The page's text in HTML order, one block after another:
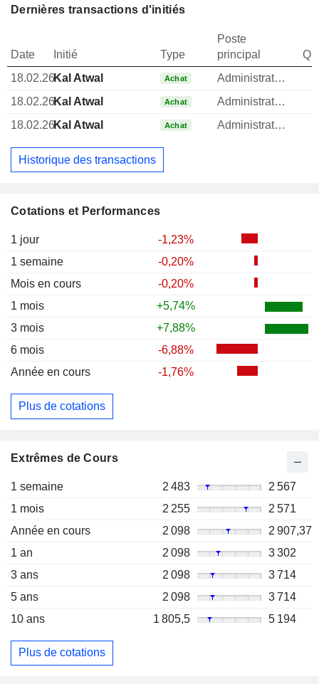
Cotations et Performances
1 jour
-1,23%
1 semaine
-0,20%
Mois en cours
-0,20%
1 mois
+5,74%
3 mois
+7,88%
6 mois
-6,88%
Année en cours
-1,76%
Plus de cotations
Extrêmes de Cours
1 semaine 2 483
2 567
1 mois
2 255
2 571
Année en cours
2 098
2 907,37
1 an
2 098
3 302
3 ans
2 098
3 714
5 ans
2 098
3 714
10 ans
1 805,5 5 194
Plus de cotations
Dernières transactions d'initiés
Date Initié Type
Poste
principal
18.02.26Kal Atwal Achat
Administrateur
18.02.26Kal Atwal Achat
Administrateur
18.02.26Kal Atwal Achat Administrateur
Historique des transactions